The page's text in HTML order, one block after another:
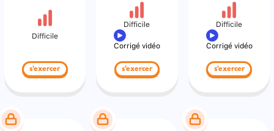
Difficile
s'exercer
Difficile
Corrigé vidéo
s'exercer
Difficile
Corrigé vidéo
s'exercer